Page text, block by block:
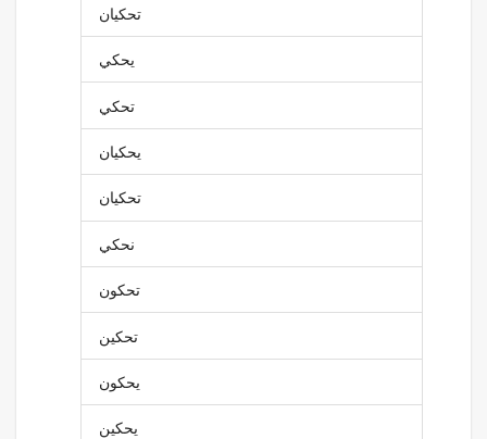
تحكيان
يحكي
تحكي
يحكيان
تحكيان
نحكي
تحكون
تحكين
يحكون
يحكين